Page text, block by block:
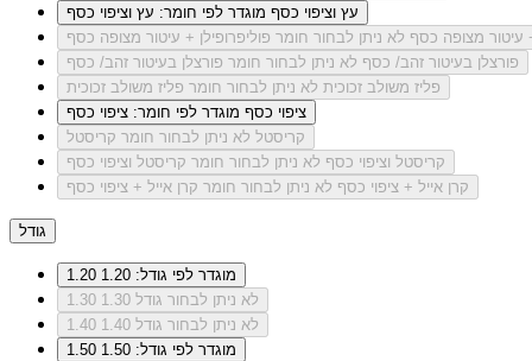
עץ וציפוי כסף מוגדר לפי חומר: עץ וציפוי כסף
עיטור מצופה כסף לא ניתן לבחור חומר פוליפרופילן + עיטור מצופה כסף
פורצלן בעיטור זהב/ כסף לא ניתן לבחור חומר פורצלן בעיטור זהב/ כסף
פליז משולב זכוכית לא ניתן לבחור חומר פליז משולב זכוכית
ציפוי כסף מוגדר לפי חומר: ציפוי כסף
קריסטל לא ניתן לבחור חומר קריסטל
קריסטל וציפוי כסף לא ניתן לבחור חומר קריסטל וציפוי כסף
קרן אייל + ציפוי כסף לא ניתן לבחור חומר קרן אייל + ציפוי כסף
גודל
1.20
מוגדר לפי גודל: 1.20
1.30
לא ניתן לבחור גודל 1.30
1.40
לא ניתן לבחור גודל 1.40
1.50
מוגדר לפי גודל: 1.50